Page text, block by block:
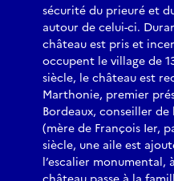
sécurité du prieuré et
autour de celui-ci.
château est pris et
occupent le village de
siècle, le château est
Marthonie, premier
Bordeaux, conseiller de
(mère de François Ier,
siècle, une aile est
l’escalier monumental,